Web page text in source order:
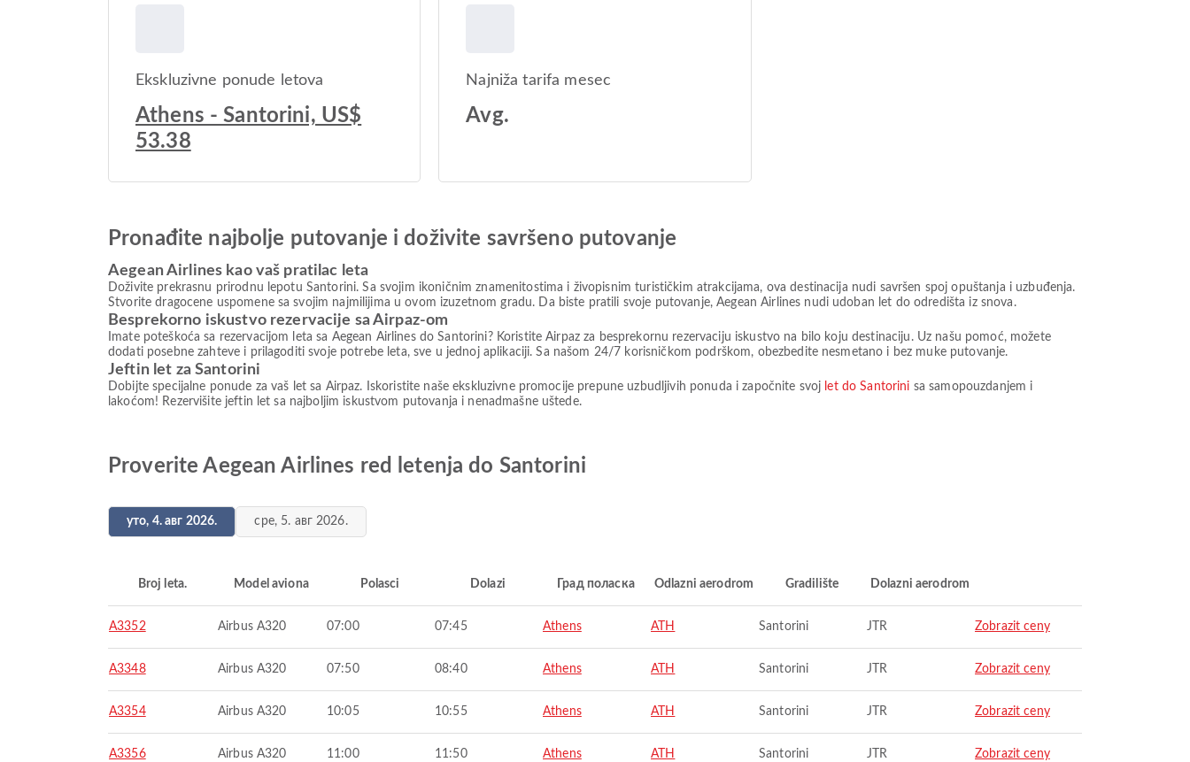
Ekskluzivne ponude letova
Athens - Santorini, US$
53.38
Najniža tarifa mesec
Avg.
Pronađite najbolje putovanje i doživite savršeno putovanje
Aegean Airlines kao vaš pratilac leta
Doživite prekrasnu prirodnu lepotu Santorini. Sa svojim ikoničnim znamenitostima i živopisnim turističkim atrakcijama, ova destinacija nudi savršen spoj opuštanja i uzbuđenja.
Stvorite dragocene uspomene sa svojim najmilijima u ovom izuzetnom gradu. Da biste pratili svoje putovanje, Aegean Airlines nudi udoban let do odredišta iz snova.
Besprekorno iskustvo rezervacije sa Airpaz-om
Imate poteškoća sa rezervacijom leta sa Aegean Airlines do Santorini? Koristite Airpaz za besprekornu rezervaciju iskustvo na bilo koju destinaciju. Uz našu pomoć, možete
dodati posebne zahteve i prilagoditi svoje potrebe leta, sve u jednoj aplikaciji. Sa našom 24/7 korisničkom podrškom, obezbedite nesmetano i bez muke putovanje.
Jeftin let za Santorini
Dobijte specijalne ponude za vaš let sa Airpaz. Iskoristite naše ekskluzivne promocije prepune uzbudljivih ponuda i započnite svoj let do Santorini sa samopouzdanjem i
lakoćom! Rezervišite jeftin let sa najboljim iskustvom putovanja i nenadmašne uštede.
Proverite Aegean Airlines red letenja do Santorini
уто, 4. авг 2026. сре, 5. авг 2026.
Broj leta. Model aviona Polasci Dolazi Град поласка Odlazni aerodrom Gradilište Dolazni aerodrom
A3352 Airbus A320 07:00 07:45 Athens ATH Santorini JTR Zobrazit ceny
A3348 Airbus A320 07:50 08:40 Athens ATH Santorini JTR Zobrazit ceny
A3354 Airbus A320 10:05 10:55 Athens ATH Santorini JTR Zobrazit ceny
A3356 Airbus A320 11:00 11:50 Athens ATH Santorini JTR Zobrazit ceny